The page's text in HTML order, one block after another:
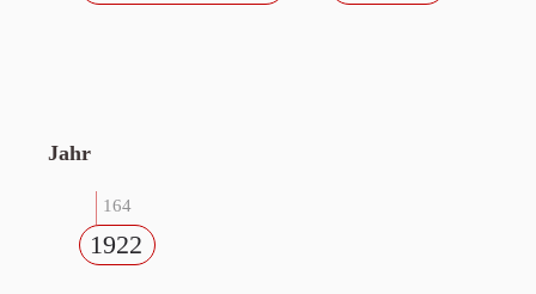
Jahr
164
1922